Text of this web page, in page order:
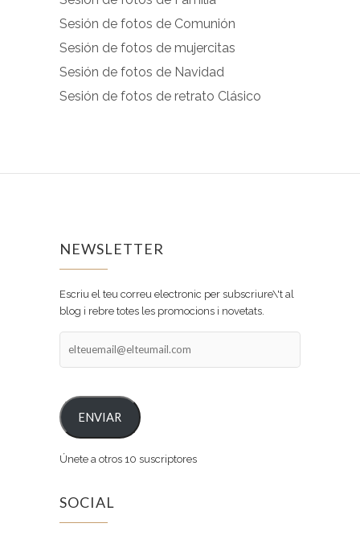
Sesión de fotos de Comunión
Sesión de fotos de mujercitas
Sesión de fotos de Navidad
Sesión de fotos de retrato Clásico
NEWSLETTER
Escriu el teu correu electronic per subscriure\'t al
blog i rebre totes les promocions i novetats.
ENVIAR
Únete a otros 10 suscriptores
SOCIAL